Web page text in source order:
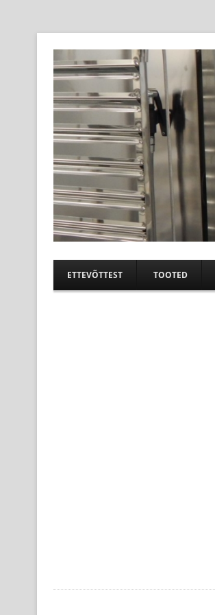
Suurköögiseadmed
Professional help for proffs
ETTEVÕTTEST TOOTED